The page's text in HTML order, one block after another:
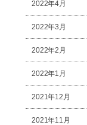
2022年4月
2022年3月
2022年2月
2022年1月
2021年12月
2021年11月